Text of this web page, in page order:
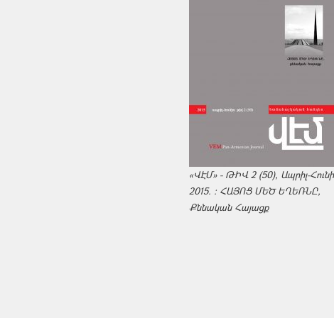
«ՎԷՄ» - ԹԻՎ 2 (50), Ապրիլ-
2015. : ՀԱՅՈՑ ՄԵԾ ԵՂԵՌՆԸ,
Քննական Հայացք